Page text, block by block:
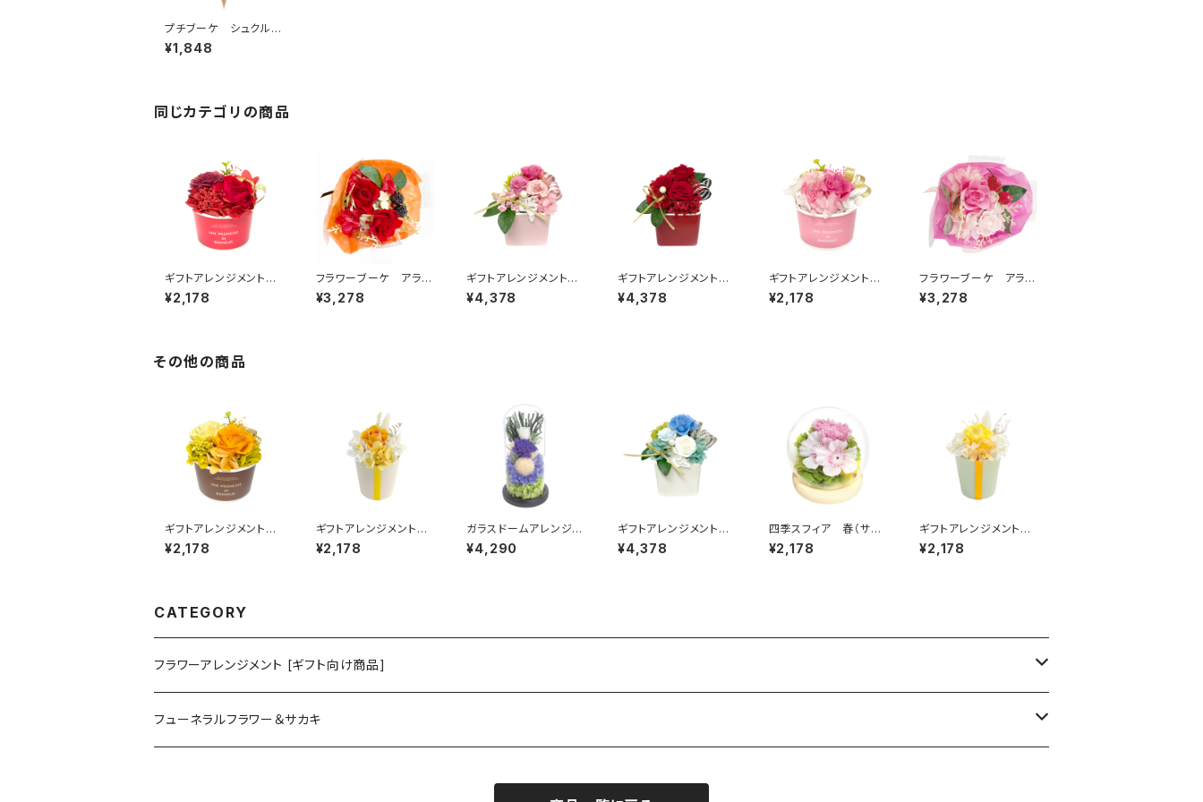
プチブーケ シュクル
レッド B37910
¥1,848
同じカテゴリの商品
ギフトアレンジメント
ソルベ レッド HB35
010
¥2,178
フラワーブーケ アラカ
ルト レッド B38710
¥3,278
ギフトアレンジメント
エクラン ピンク HB
34620
¥4,378
ギフトアレンジメント
エクラン レッド HB3
4610
¥4,378
ギフトアレンジメント
ソルベ ピンク HB35
020
¥2,178
フラワーブーケ アラカ
ルト ピンク B3872
0
¥3,278
その他の商品
ギフトアレンジメント
ソルベ オレンジ HB
35035
¥2,178
ギフトアレンジメント
プチブーケ オレン
ジ HB34935
¥2,178
ガラスドームアレンジメ
ント 紗和（さわ） C2
9360
¥4,290
ギフトアレンジメント
エクラン ブルー HB
34650
¥4,378
四季スフィア 春（サク
ラ） C38201
¥2,178
ギフトアレンジメント
プチブーケ イエロ
ー HB34930
¥2,178
CATEGORY
フラワーアレンジメント [ギフト向け商品]
プリザーブドフラワーアレンジメント
フューネラルフラワー＆サカキ